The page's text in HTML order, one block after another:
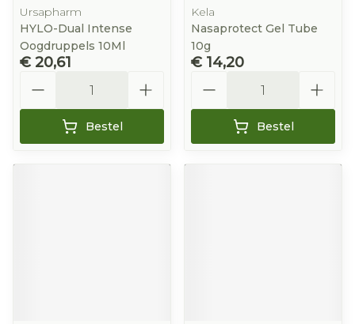
Ursapharm
HYLO-Dual Intense
Oogdruppels 10Ml
€ 20,61
Bestel
Kela
Nasaprotect Gel Tube
10g
€ 14,20
Bestel